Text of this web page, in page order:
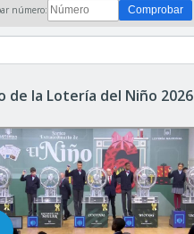
número:
de la Lotería del Niño 2026